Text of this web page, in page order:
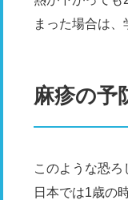
まった場合は
麻疹の予
このような恐ろ
日本では1歳の